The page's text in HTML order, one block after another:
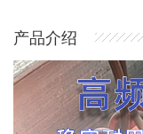
产品介绍